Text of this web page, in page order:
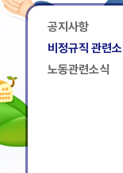
공지사항
비정규직 관련
노동관련소식